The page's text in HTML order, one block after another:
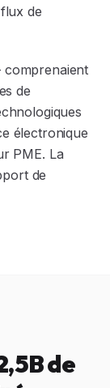
de
de
électronique
PME. La
de
de